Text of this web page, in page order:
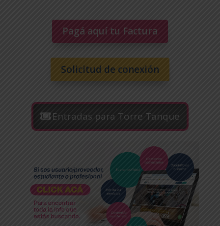
Pagá aquí tu Factura
Solicitud de conexión
Entradas para Torre Tanque